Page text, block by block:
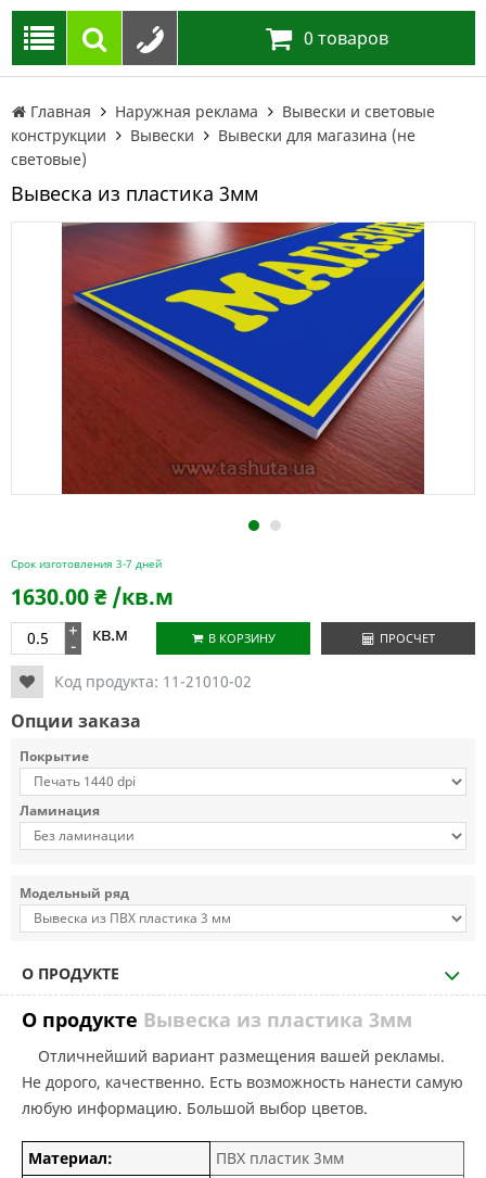
0 товаров
Главная Наружная реклама
Вывески и световые
конструкции
Вывески
Вывески для магазина (не
световые)
Вывеска из пластика 3мм
1 2
Срок изготовления 3-7 дней
1630.00₴ /кв.м
+
- кв.м В КОРЗИНУ ПРОСЧЕТ
Код продукта: 11-21010-02
Опции заказа
Покрытие
Ламинация
Модельный ряд
О ПРОДУКТЕ
О продукте Вывеска из пластика 3мм
Отличнейший вариант размещения вашей рекламы.
Не дорого, качественно. Есть возможность нанести самую
любую информацию. Большой выбор цветов.
Материал:
ПВХ пластик 3мм